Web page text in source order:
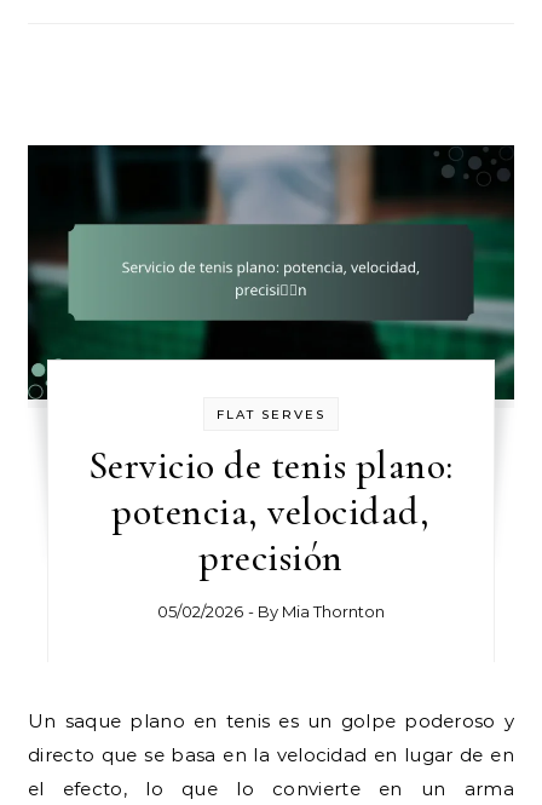
FLAT SERVES
Servicio de tenis plano:
potencia, velocidad,
precisión
05/02/2026 - By Mia Thornton
Un saque plano en tenis es un golpe poderoso y
directo que se basa en la velocidad en lugar de en
el efecto, lo que lo convierte en un arma